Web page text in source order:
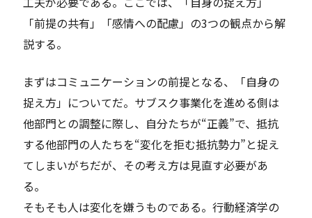
「前提の共有」「感情への配慮」の3つの観点から解
説する。
まずはコミュニケーションの前提となる、「自身の
捉え方」についてだ。サブスク事業化を進める側は
他部門との調整に際し、自分たちが“正義”で、抵抗
する他部門の人たちを“変化を拒む抵抗勢力”と捉え
てしまいがちだが、その考え方は見直す必要があ
る。
そもそも人は変化を嫌うものである。行動経済学の